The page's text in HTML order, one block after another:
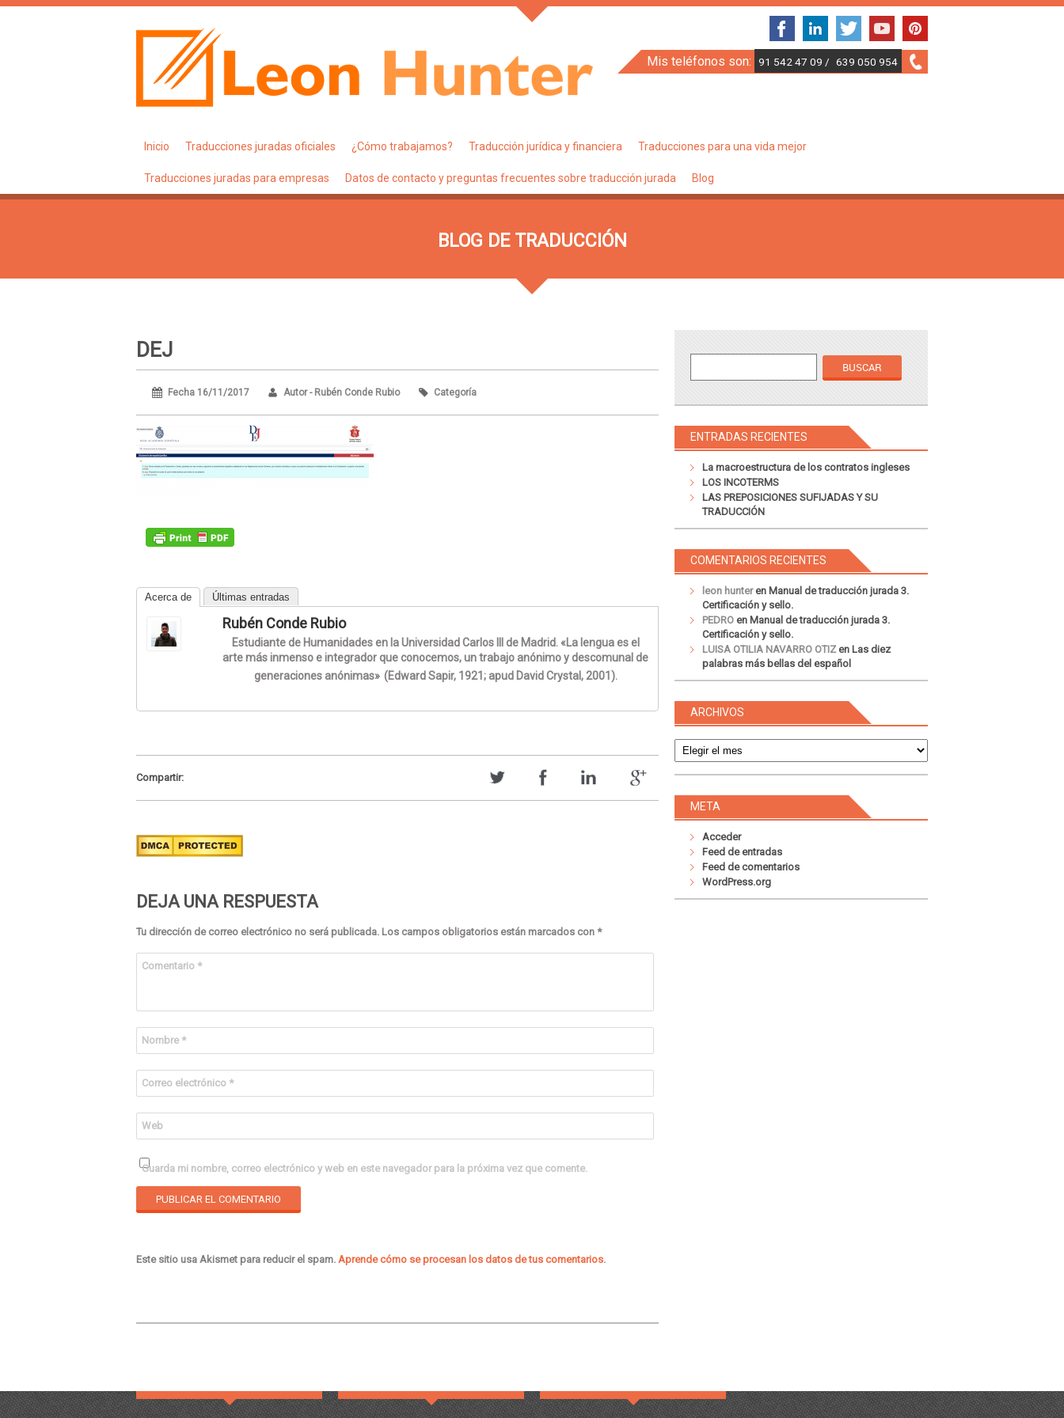
Mis teléfonos son: 91 542 47 09 / 639 050 954
Inicio Traducciones juradas oficiales ¿Cómo trabajamos? Traducción jurídica y financiera Traducciones para una vida mejor
Traducciones juradas para empresas Datos de contacto y preguntas frecuentes sobre traducción jurada Blog
BLOG DE TRADUCCIÓN
DEJ
Fecha 16/11/2017 Autor - Rubén Conde Rubio Categoría
Acerca de Últimas entradas
Rubén Conde Rubio
Estudiante de Humanidades en la Universidad Carlos III de Madrid. «La lengua es el
arte más inmenso e integrador que conocemos, un trabajo anónimo y descomunal de
generaciones anónimas» (Edward Sapir, 1921; apud David Crystal, 2001).
Compartir:
DEJA UNA RESPUESTA
Tu dirección de correo electrónico no será publicada. Los campos obligatorios están marcados con *
Comentario *
Nombre *
Correo electrónico *
Web
Guarda mi nombre, correo electrónico y web en este navegador para la próxima vez que comente.
Este sitio usa Akismet para reducir el spam. Aprende cómo se procesan los datos de tus comentarios.
ENTRADAS RECIENTES
La macroestructura de los contratos ingleses
LOS INCOTERMS
LAS PREPOSICIONES SUFIJADAS Y SU
TRADUCCIÓN
COMENTARIOS RECIENTES
leon hunteren Manual de traducción jurada 3.
Certificación y sello.
PEDRO en Manual de traducción jurada 3.
Certificación y sello.
LUISA OTILIA NAVARRO OTIZen Las diez
palabras más bellas del español
ARCHIVOS
META
Acceder
Feed de entradas
Feed de comentarios
WordPress.org